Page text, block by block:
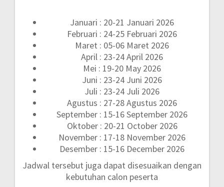
Januari : 20-21 Januari 2026
Februari : 24-25 Februari 2026
Maret : 05-06 Maret 2026
April : 23-24 April 2026
Mei : 19-20 May 2026
Juni : 23-24 Juni 2026
Juli : 23-24 Juli 2026
Agustus : 27-28 Agustus 2026
September : 15-16 September 2026
Oktober : 20-21 October 2026
November : 17-18 November 2026
Desember : 15-16 December 2026
Jadwal tersebut juga dapat disesuaikan dengan
kebutuhan calon peserta